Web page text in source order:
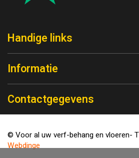
Handige links
Informatie
Contactgegevens
© Voor al uw verf-behang en vloeren-
Webdinge